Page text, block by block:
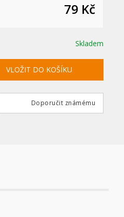
79 Kč
Skladem
Doporučit známému